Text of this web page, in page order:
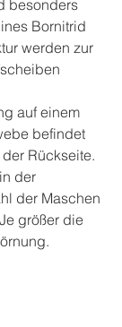
besonders
Bornitrid
werden zur
auf einem
befindet
Rückseite.
der
der Maschen
größer die